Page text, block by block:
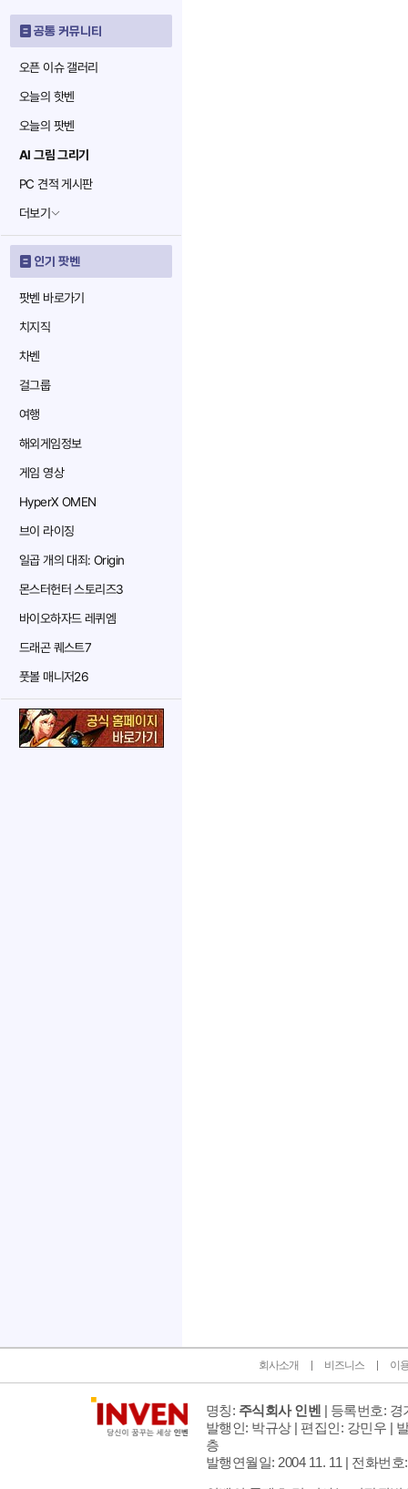
공통 커뮤니티
오픈 이슈 갤러리
오늘의 핫벤
오늘의 팟벤
AI 그림 그리기
PC 견적 게시판
더보기
인기 팟벤
팟벤 바로가기
치지직
차벤
걸그룹
여행
해외게임정보
게임 영상
HyperX OMEN
브이 라이징
일곱 개의 대죄: Origin
몬스터헌터 스토리즈3
바이오하자드 레퀴엠
드래곤 퀘스트7
풋볼 매니저26
회사소개 비즈니스 이
명칭: 주식회사 인벤 | 등록번호: 경
발행인: 박규상 | 편집인: 강민우 |
층
발행연월일: 2004 11. 11 | 전화번호